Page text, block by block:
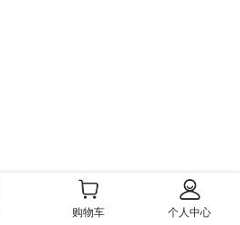
购物车 个人中心